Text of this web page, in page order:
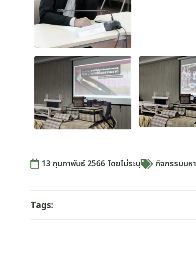
13 กุมภาพันธ์ 2566 โดยไม่ระบุ กิจกรรมมห
Tags: